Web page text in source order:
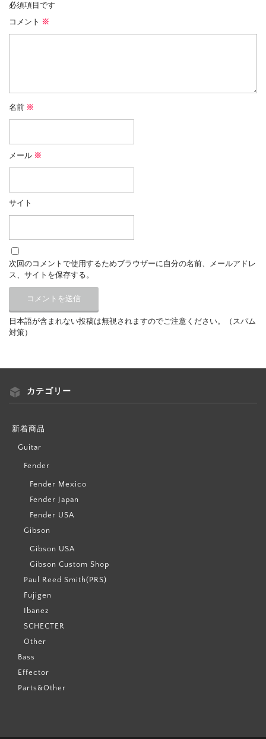
必須項目です
コメント ※
名前 ※
メール ※
サイト
次回のコメントで使用するためブラウザーに自分の名前、メールアドレ
ス、サイトを保存する。
日本語が含まれない投稿は無視されますのでご注意ください。（スパム
対策）
カテゴリー
新着商品
Guitar
Fender
Fender Mexico
Fender Japan
Fender USA
Gibson
Gibson USA
Gibson Custom Shop
Paul Reed Smith(PRS)
Fujigen
Ibanez
SCHECTER
Other
Bass
Effector
Parts&Other